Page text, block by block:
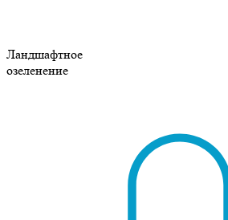
Ландшафтное
озеленение